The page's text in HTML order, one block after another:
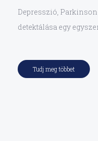
Depresszió,
detektálása egy
Tudj meg többet